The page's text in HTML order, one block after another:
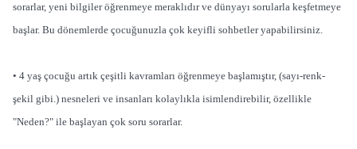
sorarlar, yeni bilgiler öğrenmeye meraklıdır ve dünyayı sorularla keşfetmeye
başlar. Bu dönemlerde çocuğunuzla çok keyifli sohbetler yapabilirsiniz.
• 4 yaş çocuğu artık çeşitli kavramları öğrenmeye başlamıştır, (sayı-renk-
şekil gibi.) nesneleri ve insanları kolaylıkla isimlendirebilir, özellikle
"Neden?" ile başlayan çok soru sorarlar.